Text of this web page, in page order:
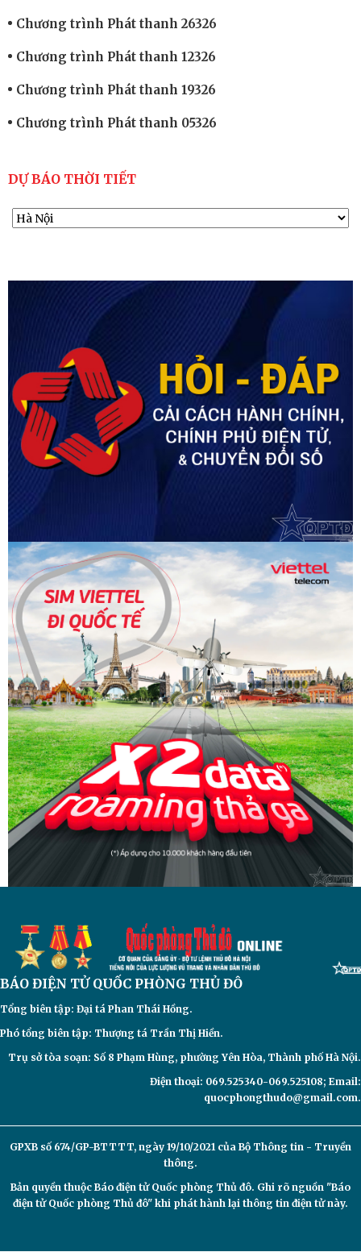
Chương trình Phát thanh 26326
Chương trình Phát thanh 12326
Chương trình Phát thanh 19326
Chương trình Phát thanh 05326
DỰ BÁO THỜI TIẾT
BÁO ĐIỆN TỬQUỐC PHÒNG THỦ ĐÔ
Tổng biên tập: Đại tá Phan Thái Hồng.
Phó tổng biên tập: Thượng tá Trần Thị Hiền.
Trụ sở tòa soạn: Số 8 Phạm Hùng, phường Yên Hòa, Thành phố Hà Nội.
Điện thoại: 069.525340-069.525108; Email:
quocphongthudo@gmail.com.
GPXB số 674/GP-BTTTT, ngày 19/10/2021 của Bộ Thông tin - Truyền
thông.
Bản quyền thuộc Báo điện tửQuốc phòng Thủ đô. Ghi rõ nguồn "Báo
điện tử Quốc phòng Thủ đô" khi phát hành lại thông tin điện tử này.